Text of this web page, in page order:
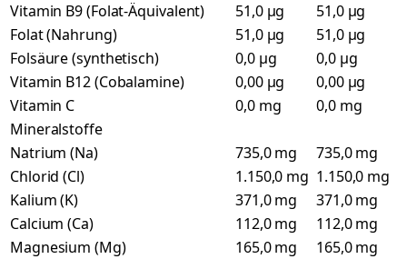
Vitamin B9 (Folat-Äquivalent)
51,0 µg
51,0 µg
Folat (Nahrung)
51,0 µg
51,0 µg
Folsäure (synthetisch)
0,0 µg
0,0 µg
Vitamin B12 (Cobalamine)
0,00 µg
0,00 µg
Vitamin C
0,0 mg
0,0 mg
Mineralstoffe
Natrium (Na)
735,0 mg
735,0 mg
Chlorid (Cl)
1.150,0 mg 1.150,0 mg
Kalium (K)
371,0 mg
371,0 mg
Calcium (Ca)
112,0 mg
112,0 mg
Magnesium (Mg)
165,0 mg
165,0 mg